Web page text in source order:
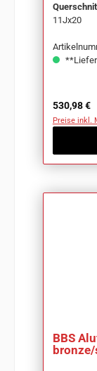
11Jx20
Regulärer
530,98 €
Preise inkl.
BBS